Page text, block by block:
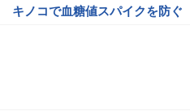
キノコで血糖値スパイクを防ぐ